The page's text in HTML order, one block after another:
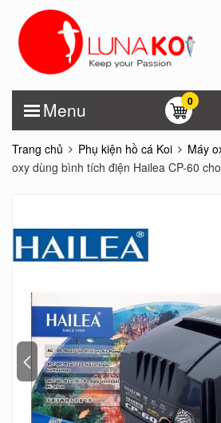
0
Menu
Trang chủ Phụ kiện hồ cá Koi Máy
oxy dùng bình tích điện Hailea CP-60